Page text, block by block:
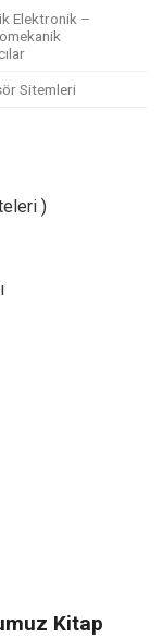
Elektronik –
Sitemleri
)
Kitap